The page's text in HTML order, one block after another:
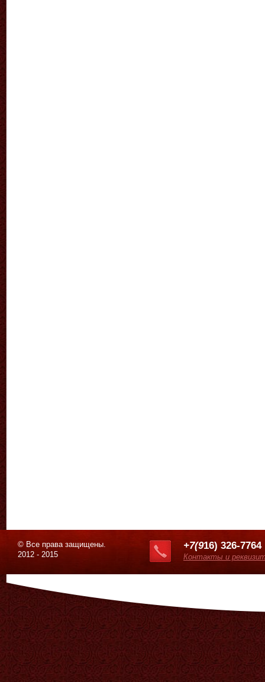
© Все права защищены.
2012 - 2015
+7(916) 326-7764
Контакты и